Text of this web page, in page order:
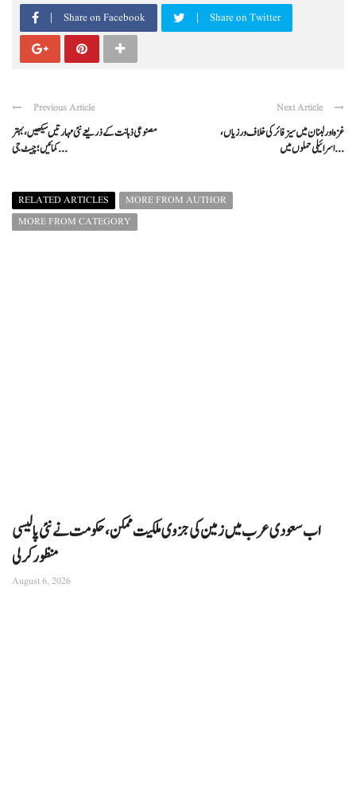
Share on Facebook Share on Twitter
Previous Article
مصنوعی ذہانت کے ذریعے نئی مہارتیں سیکھیں، بہتر
کمائیں ؛ چیٹ جی ...
Next Article
غزہ اور لبنان میں سیز فائر کی خلاف ورزیاں،
اسرائیلی حملوں میں ...
RELATED ARTICLES
MORE FROM AUTHOR
MORE FROM CATEGORY
اب سعودی عرب میں زمین کی جزوی ملکیت ممکن، حکومت نے نئی پالیسی
منظور کرلی
August 6, 2026